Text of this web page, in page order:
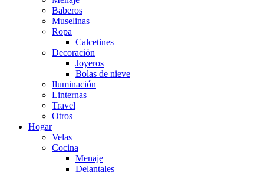
Baberos
Muselinas
Ropa
Calcetines
Decoración
Joyeros
Bolas de nieve
Iluminación
Linternas
Travel
Otros
Hogar
Velas
Cocina
Menaje
Delantales